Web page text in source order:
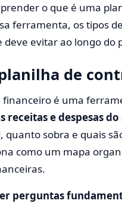
o que é uma
ferramenta, os tipos
deve evitar ao longo do
de
é uma
receitas e despesas do
quanto sobra e quais
como um mapa
perguntas